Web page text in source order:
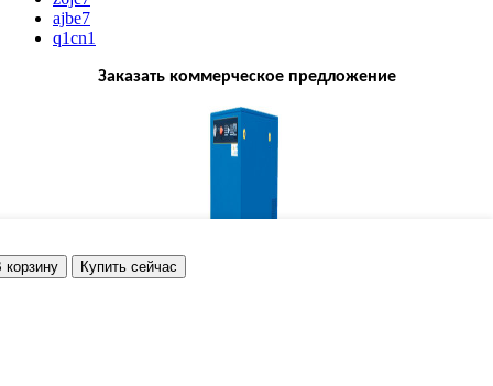
корзину Купить сейчас
ajbe7
q1cn1
Заказать коммерческое предложение